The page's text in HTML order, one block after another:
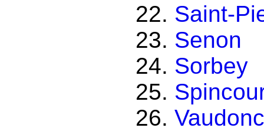
Saint-
Senon
Sorbey